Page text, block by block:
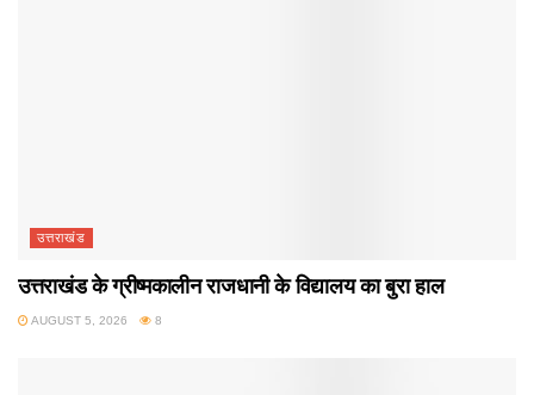
उत्तराखंड
उत्तराखंड के ग्रीष्मकालीन राजधानी के विद्यालय का बुरा हाल
AUGUST 5, 2026 8